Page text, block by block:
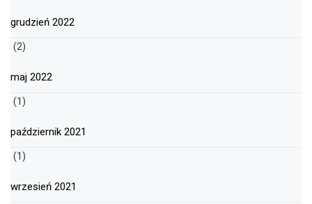
grudzień 2022
(2)
maj 2022
(1)
październik 2021
(1)
wrzesień 2021